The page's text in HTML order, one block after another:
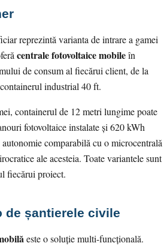
reprezintă varianta de intrare a gamei
centrale fotovoltaice mobileîn
de consum al fiecărui client, de la
industrial 40 ft.
containerul de 12 metri lungime poate
fotovoltaice instalate și 620 kWh
comparabilă cu o microcentrală
ale acesteia. Toate variantele sunt
fiecărui proiect.
șantierele civile
este o soluție multi-funcțională.